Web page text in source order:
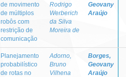
de movimento
de múltiplos
robôs com
restrição de
comunicação
Rodrigo
Werberich
da Silva
Moreira de
Geovany
Araújo
Planejamento
probabilístico
de rotas no
Adorno,
Bruno
Vilhena
Borges,
Geovany
Araújo